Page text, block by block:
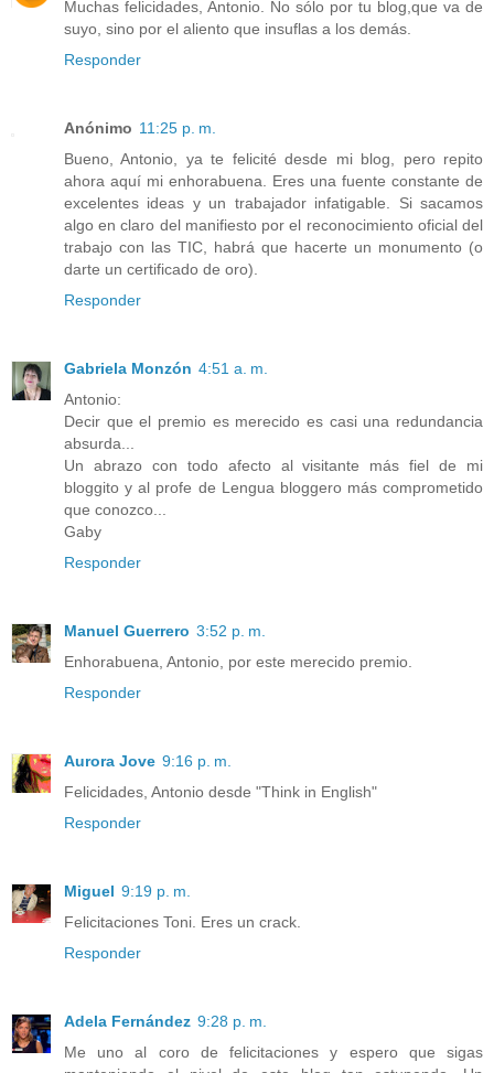
Muchas felicidades, Antonio. No sólo por tu blog,que va de
suyo, sino por el aliento que insuflas a los demás.
Responder
Anónimo 11:25 p. m.
Bueno, Antonio, ya te felicité desde mi blog, pero repito
ahora aquí mi enhorabuena. Eres una fuente constante de
excelentes ideas y un trabajador infatigable. Si sacamos
algo en claro del manifiesto por el reconocimiento oficial del
trabajo con las TIC, habrá que hacerte un monumento (o
darte un certificado de oro).
Responder
Gabriela Monzón 4:51 a. m.
Antonio:
Decir que el premio es merecido es casi una redundancia
absurda...
Un abrazo con todo afecto al visitante más fiel de mi
bloggito y al profe de Lengua bloggero más comprometido
que conozco...
Gaby
Responder
Manuel Guerrero 3:52 p. m.
Enhorabuena, Antonio, por este merecido premio.
Responder
Aurora Jove 9:16 p. m.
Felicidades, Antonio desde "Think in English"
Responder
Miguel 9:19 p. m.
Felicitaciones Toni. Eres un crack.
Responder
Adela Fernández 9:28 p. m.
Me uno al coro de felicitaciones y espero que sigas